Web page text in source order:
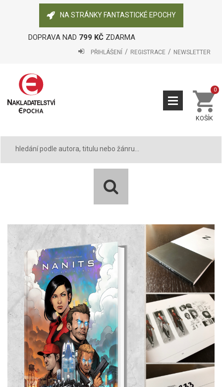
NA STRÁNKY FANTASTICKÉ EPOCHY
DOPRAVA NAD 799 KČZDARMA
PŘIHLÁŠENÍ REGISTRACE NEWSLETTER
KOŠÍK
0